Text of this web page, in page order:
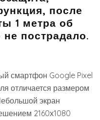
после
1 метра об
пострадало.
смартфон Google Pixel
отличается размером
экран
2160х1080